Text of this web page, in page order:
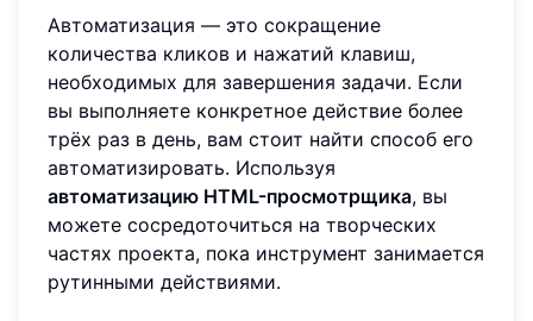
Автоматизация — это сокращение
количества кликов и нажатий клавиш,
необходимых для завершения задачи. Если
вы выполняете конкретное действие более
трёх раз в день, вам стоит найти способ его
автоматизировать. Используя
автоматизацию HTML-просмотрщика, вы
можете сосредоточиться на творческих
частях проекта, пока инструмент занимается
рутинными действиями.